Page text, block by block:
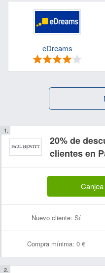
eDreams
20% de
clientes en
Nuevo cliente: Sí
Compra mínima: 0 €